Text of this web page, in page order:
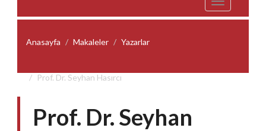
Toggle
navigation
Anasayfa Makaleler Yazarlar
Prof. Dr. Seyhan Hasırcı
Prof. Dr. Seyhan